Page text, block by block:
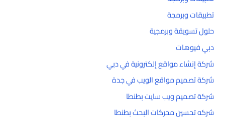
تطبيقات وبرمجة
حلول تسويقة وبرمجية
دبي فيوهات
شركة إنشاء مواقع إلكترونية في دبي
شركة تصميم مواقع الويب في جدة
شركة تصميم ويب سايت بطنطا
شركه تحسين محركات البحث بطنطا